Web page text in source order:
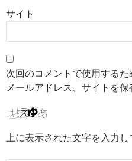
サイト
次回のコメントで使用するた
メールアドレス、サイトを保
上に表示された文字を入力し